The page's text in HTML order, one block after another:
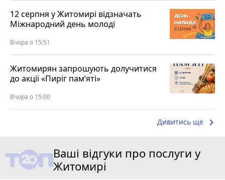
12 серпня у Житомирі відзначать
Міжнародний день молоді
Вчора о 15:51
Житомирян запрошують долучитися
до акції «Пиріг пам’яті»
Вчора о 15:00
Дивитись ще keyboard_arrow_right
Ваші відгуки про послуги у
Житомирі